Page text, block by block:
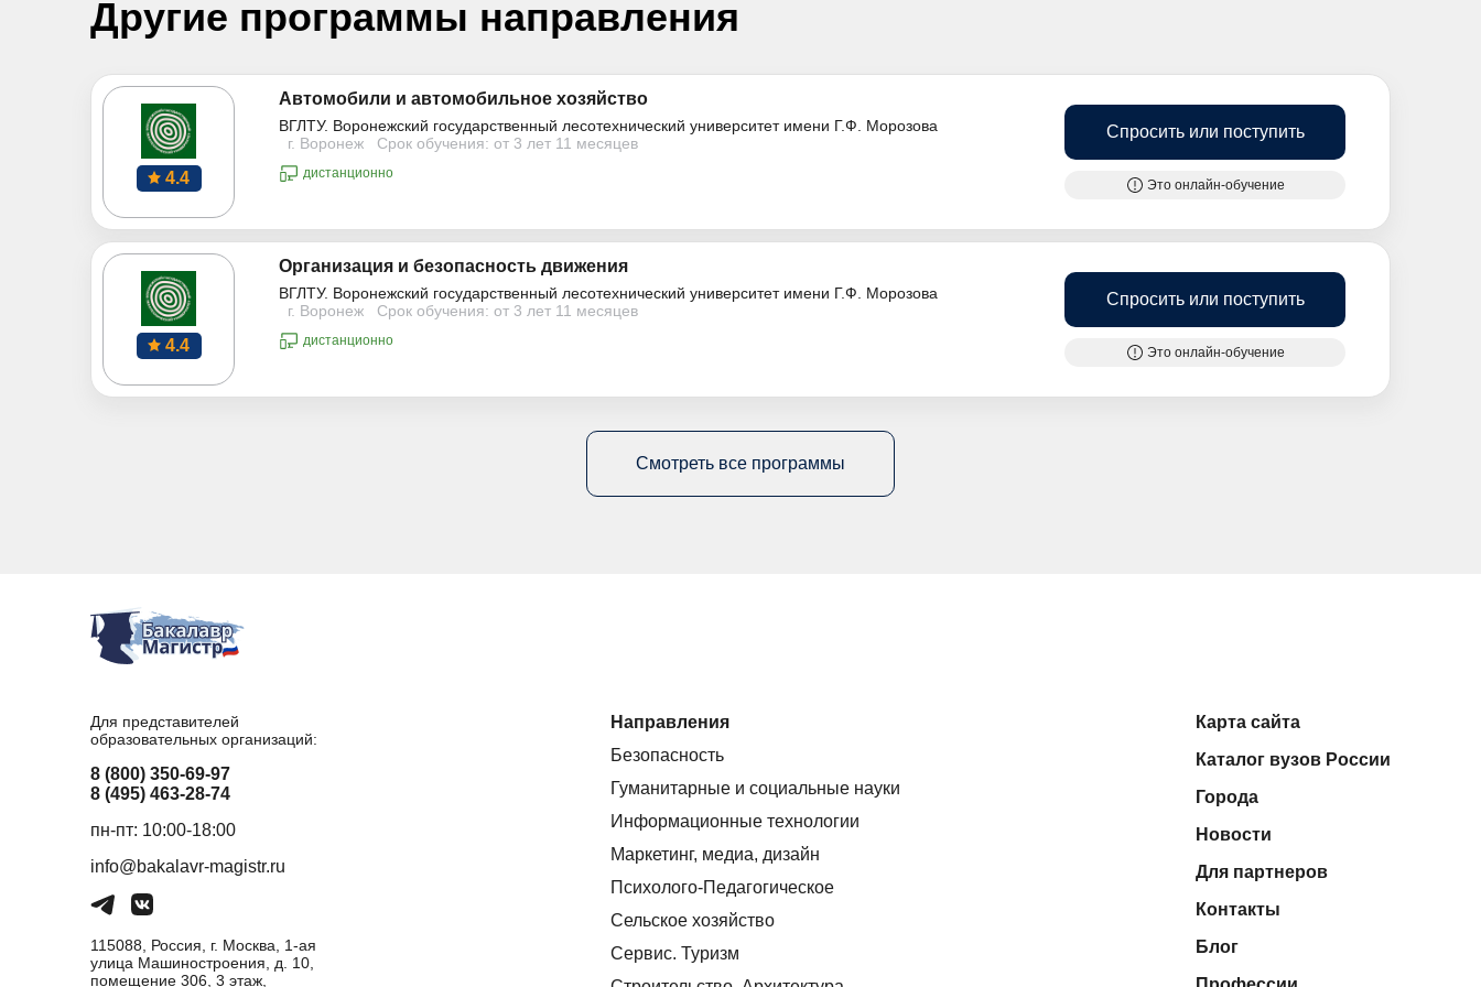
Другие программы направления
4.4
Автомобили и автомобильное хозяйство
ВГЛТУ. Воронежский государственный лесотехнический университет имени Г.Ф. Морозова
г. Воронеж
Срок обучения: от 3 лет 11 месяцев
дистанционно
Спросить или поступить
Это онлайн-обучение
4.4
Организация и безопасность движения
ВГЛТУ. Воронежский государственный лесотехнический университет имени Г.Ф. Морозова
г. Воронеж
Срок обучения: от 3 лет 11 месяцев
дистанционно
Спросить или поступить
Это онлайн-обучение
Смотреть все программы
Для представителей
образовательных организаций:
8 (800) 350-69-97
8 (495) 463-28-74
пн-пт: 10:00-18:00
info@bakalavr-magistr.ru
115088, Россия, г. Москва, 1-ая
улица Машиностроения, д. 10,
помещение 306, 3 этаж,
Направления
Безопасность
Гуманитарные и социальные науки
Информационные технологии
Маркетинг, медиа, дизайн
Психолого-Педагогическое
Сельское хозяйство
Сервис. Туризм
Карта сайта
Каталог вузов России
Города
Новости
Для партнеров
Контакты
Блог